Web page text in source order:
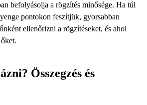
befolyásolja a rögzítés minősége. Ha túl
pontokon feszítjük, gyorsabban
ellenőrizni a rögzítéseket, és ahol
Összegzés és